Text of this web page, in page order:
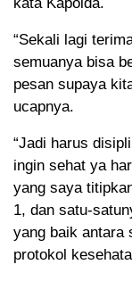
“Sekali lagi
semuanya bisa
pesan supaya
ucapnya.
“Jadi harus
ingin sehat ya
yang saya
1, dan satu-
yang baik antara
protokol